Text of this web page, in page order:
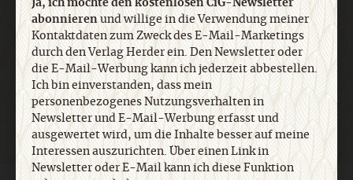
Jetzt anmelden
Ja, ich möchte den kostenlosen CiG-Newsletter
abonnierenund willige in die Verwendung meiner
Kontaktdaten zum Zweck des E-Mail-Marketings
durch den Verlag Herder ein. Den Newsletter oder
die E-Mail-Werbung kann ich jederzeit abbestellen.
Ich bin einverstanden, dass mein
personenbezogenes Nutzungsverhalten in
Newsletter und E-Mail-Werbung erfasst und
ausgewertet wird, um die Inhalte besser auf meine
Interessen auszurichten. Über einen Link in
Newsletter oder E-Mail kann ich diese Funktion